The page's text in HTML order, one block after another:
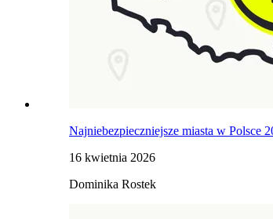
Najniebezpieczniejsze miasta w Polsce
16 kwietnia 2026
Dominika Rostek